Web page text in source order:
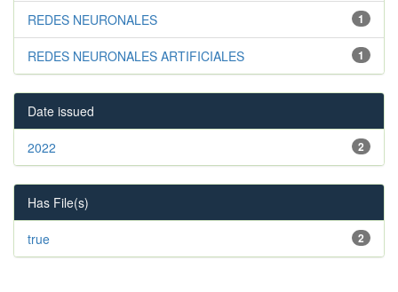
1
REDES NEURONALES
1
REDES NEURONALES ARTIFICIALES
Date issued
2
2022
Has File(s)
2
true